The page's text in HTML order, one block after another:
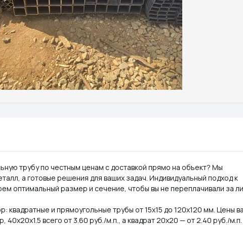
трубу по честным ценам с доставкой прямо на объект? Мы
а готовые решения для ваших задач. Индивидуальный подход к
оптимальный размер и сечение, чтобы вы не переплачивали за
квадратные и прямоугольные трубы от 15х15 до 120х120 мм. Цены
40х20х1.5 всего от 3.60 руб./м.п., а квадрат 20х20 — от 2.40 руб./